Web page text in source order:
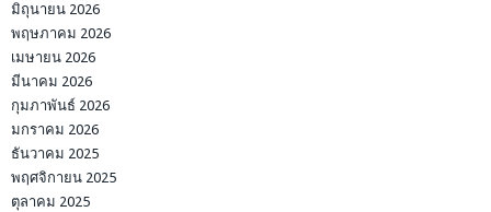
มิถุนายน 2026
พฤษภาคม 2026
เมษายน 2026
มีนาคม 2026
กุมภาพันธ์ 2026
มกราคม 2026
ธันวาคม 2025
พฤศจิกายน 2025
ตุลาคม 2025